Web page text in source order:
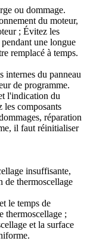
ou dommage.
du moteur,
; Évitez les
une longue
remplacé à temps.
internes du panneau
de programme.
l'indication du
les composants
réparation
il faut réinitialiser
insuffisante,
de thermoscellage
le temps de
thermoscellage ;
et la surface